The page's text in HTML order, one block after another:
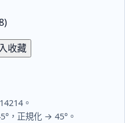
收藏
。
，正規化 → 45°。